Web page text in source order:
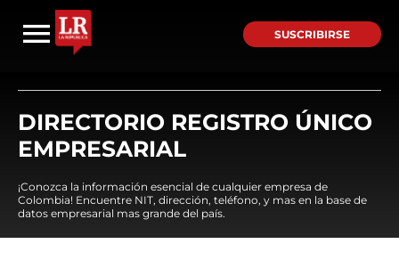
SUSCRIBIRSE
DIRECTORIO REGISTRO ÚNICO
EMPRESARIAL
¡Conozca la información esencial de cualquier empresa de
Colombia! Encuentre NIT, dirección, teléfono, y mas en la base de
datos empresarial mas grande del país.